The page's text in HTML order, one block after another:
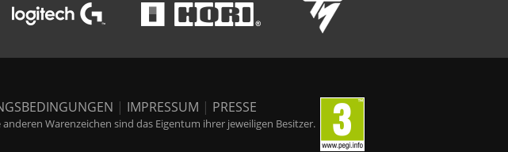
| IMPRESSUM | PRESSE
Warenzeichen sind das Eigentum ihrer jeweiligen Besitzer.